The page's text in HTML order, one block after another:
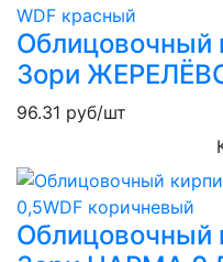
Облицовочный
Зори
96.31 руб/шт
Облицовочный